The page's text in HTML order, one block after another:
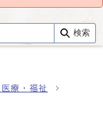
検索
療・福祉